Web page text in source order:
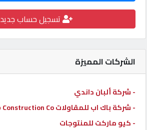
كيو
كيو
ماركت
الدليل
القطري
تسجيل حساب جديد
الشركات المميزة
- شركة ألبان داندي
- شركة باك اب للمقاولات Back Up Construction Co
- كيو ماركت للمنتوجات